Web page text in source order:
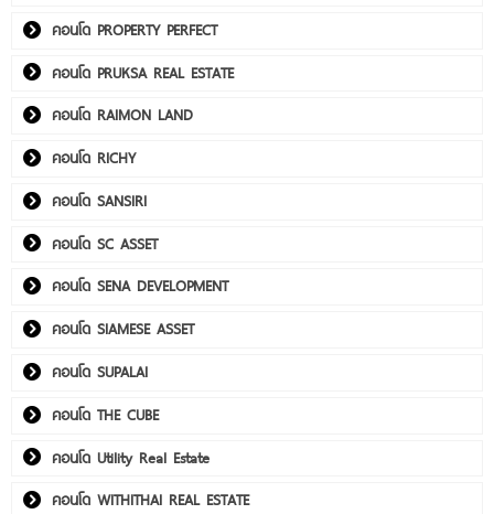
คอนโด PROPERTY PERFECT
คอนโด PRUKSA REAL ESTATE
คอนโด RAIMON LAND
คอนโด RICHY
คอนโด SANSIRI
คอนโด SC ASSET
คอนโด SENA DEVELOPMENT
คอนโด SIAMESE ASSET
คอนโด SUPALAI
คอนโด THE CUBE
คอนโด Utility Real Estate
คอนโด WITHITHAI REAL ESTATE